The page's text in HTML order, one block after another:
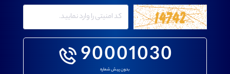
90001030
بدون پیش شماره